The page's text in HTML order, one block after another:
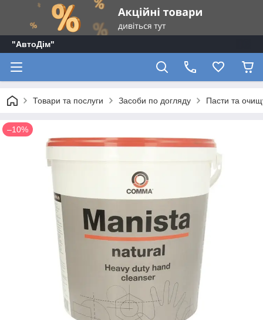
"АвтоДім"
Товари та послуги Засоби по догляду Пасти та
–10%